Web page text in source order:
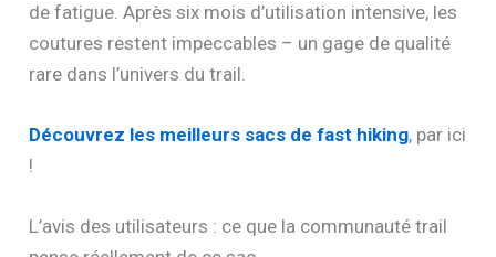
de fatigue. Après six mois d’utilisation intensive, les
coutures restent impeccables – un gage de qualité
rare dans l’univers du trail.
Découvrez les meilleurs sacs de fast hiking, par ici
!
L’avis des utilisateurs : ce que la communauté trail